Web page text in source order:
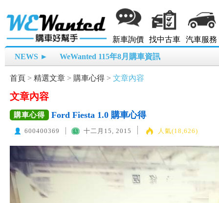
新車詢價 找中古車 汽車服務
NEWS ► WeWanted 115年8月購車資訊
首頁 > 精選文章 > 購車心得 > 文章內容
文章內容
購車心得 Ford Fiesta 1.0 購車心得
600400369 十二月15, 2015 人氣(18,626)